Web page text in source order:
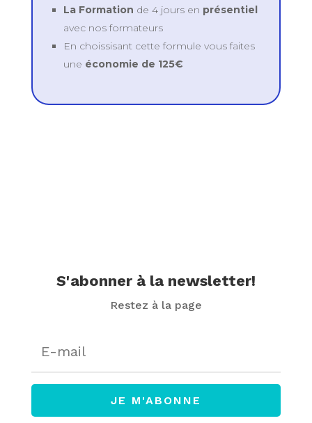
La Formation de 4 jours en présentiel
avec nos formateurs
En choissisant cette formule vous faites
une économie de 125€
S'abonner à la newsletter!
Restez à la page
JE M'ABONNE